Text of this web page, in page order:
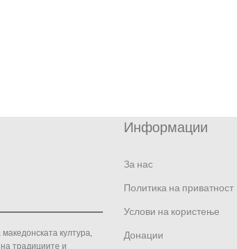
култура,
традициите и
Информации
За нас
Политика на приватност
Услови на користење
Донации